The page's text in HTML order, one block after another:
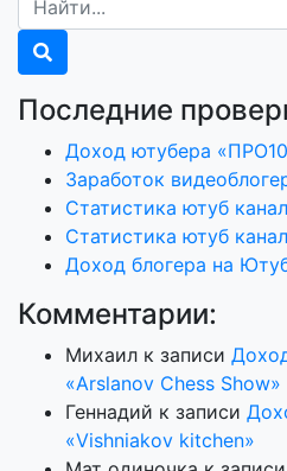
Последние
Доход ютубера
Заработок
Статистика ютуб
Статистика ютуб
Доход блогера на
Комментарии:
Михаил к записи
«Arslanov Chess Show»
Геннадий к записи
«Vishniakov kitchen»